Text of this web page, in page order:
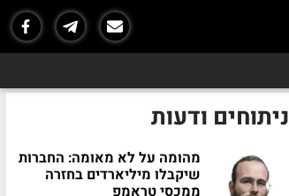
ניתוחים ודעות
מהומה על לא מאומה: החברות
שיקבלו מיליארדים בחזרה
ממכסי טראמפ